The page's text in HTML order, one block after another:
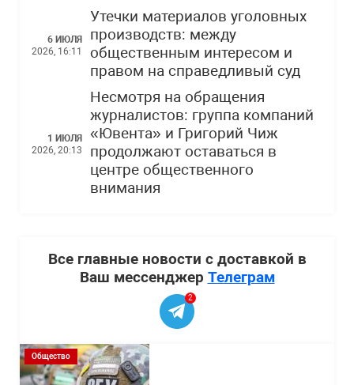
6 ИЮЛЯ
2026, 16:11
Утечки материалов уголовных
производств: между
общественным интересом и
правом на справедливый суд
1 ИЮЛЯ
2026, 20:13
Несмотря на обращения
журналистов: группа компаний
«Ювента» и Григорий Чиж
продолжают оставаться в
центре общественного
внимания
Все главные новости с доставкой в
Ваш мессенджер Телеграм
2
Общество